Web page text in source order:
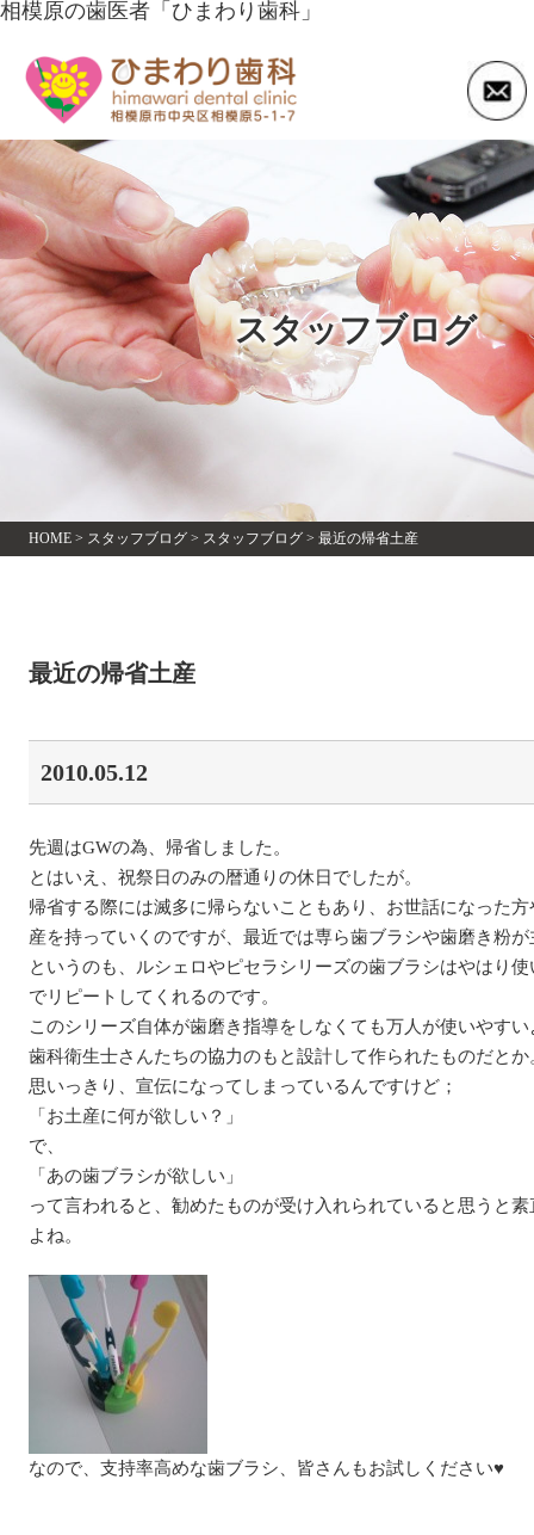
相模原の歯医者「ひまわり歯科」
スタッフブログ
HOME> スタッフブログ> スタッフブログ> 最近の帰省土産
最近の帰省土産
2010.05.12
先週はGWの為、帰省しました。
とはいえ、祝祭日のみの暦通りの休日でしたが。
帰省する際には滅多に帰らないこともあり、お世話になった
産を持っていくのですが、最近では専ら歯ブラシや歯磨き粉
というのも、ルシェロやピセラシリーズの歯ブラシはやはり
でリピートしてくれるのです。
このシリーズ自体が歯磨き指導をしなくても万人が使いやす
歯科衛生士さんたちの協力のもと設計して作られたものだとか
思いっきり、宣伝になってしまっているんですけど；
「お土産に何が欲しい？」
で、
「あの歯ブラシが欲しい」
って言われると、勧めたものが受け入れられていると思うと
よね。
なので、支持率高めな歯ブラシ、皆さんもお試しください♥